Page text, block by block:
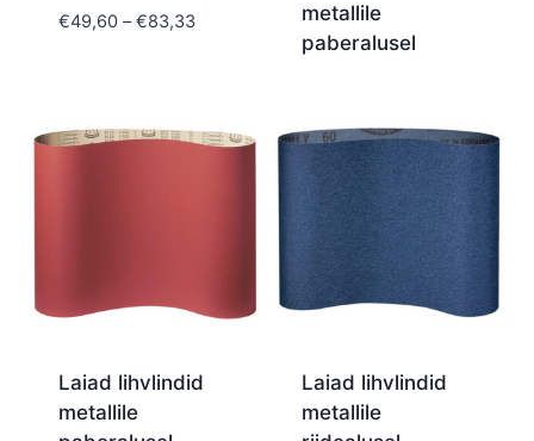
€49,60 – €83,33Price
€83,33
metallile
paberalusel
Laiad lihvlindid
metallile
Laiad lihvlindid
metallile